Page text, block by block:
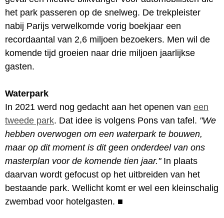
het park passeren op de snelweg. De trekpleister
nabij Parijs verwelkomde vorig boekjaar een
recordaantal van 2,6 miljoen bezoekers. Men wil de
komende tijd groeien naar drie miljoen jaarlijkse
gasten.
Waterpark
In 2021 werd nog gedacht aan het openen van een
tweede park. Dat idee is volgens Pons van tafel. "We
hebben overwogen om een waterpark te bouwen,
maar op dit moment is dit geen onderdeel van ons
masterplan voor de komende tien jaar."In plaats
daarvan wordt gefocust op het uitbreiden van het
bestaande park. Wellicht komt er wel een kleinschalig
zwembad voor hotelgasten. ■